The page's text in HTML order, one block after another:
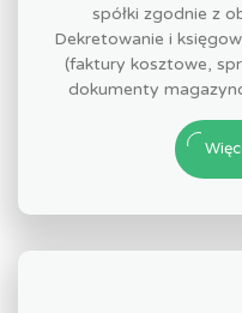
spółki zgodnie z
Dekretowanie i
(faktury kosztowe,
dokumenty